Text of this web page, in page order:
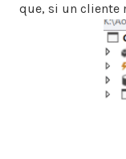
que, si un cliente